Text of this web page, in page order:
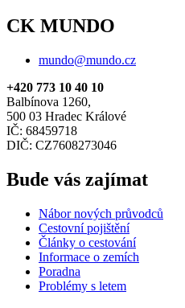
CK MUNDO
mundo@mundo.cz
+420 773 10 40 10
Balbínova 1260,
500 03 Hradec Králové
IČ: 68459718
DIČ: CZ7608273046
Bude vás zajímat
Nábor nových průvodců
Cestovní pojištění
Články o cestování
Informace o zemích
Poradna
Problémy s letem